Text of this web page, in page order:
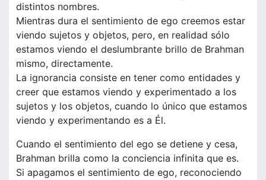
distintos nombres.
Mientras dura el sentimiento de ego creemos estar
viendo sujetos y objetos, pero, en realidad sólo
estamos viendo el deslumbrante brillo de Brahman
mismo, directamente.
La ignorancia consiste en tener como entidades y
creer que estamos viendo y experimentado a los
sujetos y los objetos, cuando lo único que estamos
viendo y experimentando es a Él.
Cuando el sentimiento del ego se detiene y cesa,
Brahman brilla como la conciencia infinita que es.
Si apagamos el sentimiento de ego, reconociendo